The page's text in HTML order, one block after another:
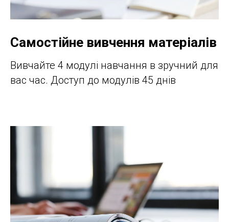
Самостійне вивчення матеріалів
Вивчайте 4 модулі навчання в зручний для
вас час. Доступ до модулів 45 днів